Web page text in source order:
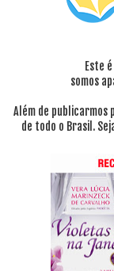
Este
somos
Além de publicarmos
de todo o Brasil.